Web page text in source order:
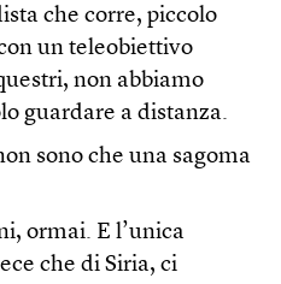
che corre, piccolo
un teleobiettivo
non abbiamo
guardare a distanza.
sono che una sagoma
ormai. E l’unica
che di Siria, ci